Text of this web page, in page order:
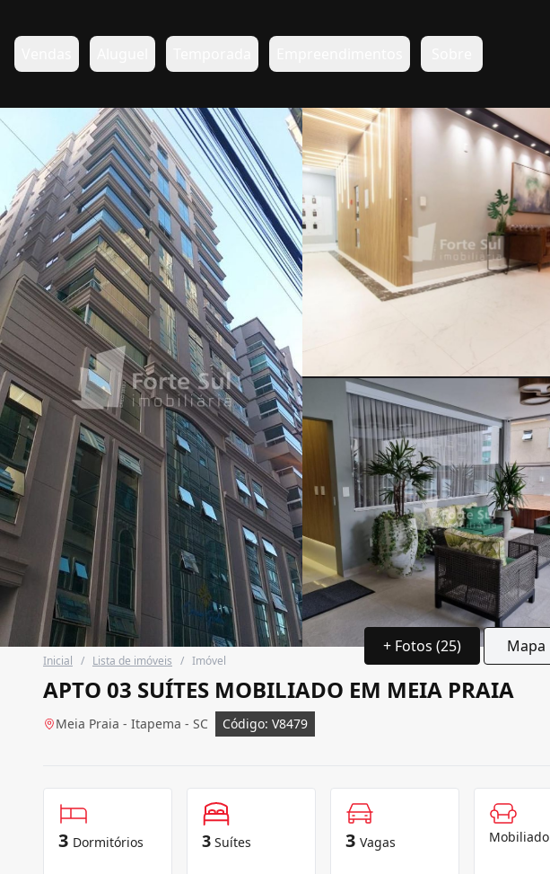
+ Fotos (25) Mapa
Inicial / Lista de imóveis / Imóvel
APTO 03 SUÍTES MOBILIADO EM MEIA PRAIA
Meia Praia - Itapema - SC Código: V8479
3 Dormitórios 3 Suítes 3 Vagas Mobiliado